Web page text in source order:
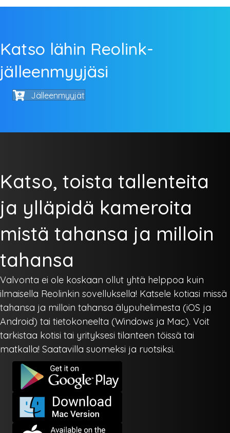
Katso lähin Reolink-
jälleenmyyjäsi
Jälleenmyyjät
Katso, toista tallenteita
ja ylläpidä kameroita
mistä tahansa ja milloin
tahansa
Valvonta ei ole koskaan ollut yhtä helppoa kuin
ilmaisella Reolinkin sovelluksella! Katsele kotiasi missä
tahansa ja milloin tahansa älypuhelimesta (iOS ja
Android) tai tietokoneelta (Windows ja Mac). Voit
tarkistaa kotisi tai yrityksesi tilanteen töissä tai
matkalla! Saatavilla suomeksi ja ruotsiksi.